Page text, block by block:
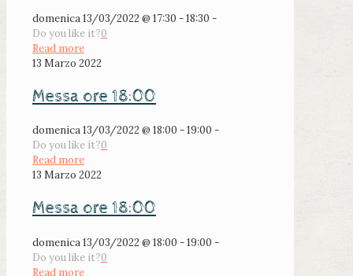
domenica 13/03/2022 @ 17:30 - 18:30 -
Do you like it?0
Read more
13 Marzo 2022
Messa ore 18:00
domenica 13/03/2022 @ 18:00 - 19:00 -
Do you like it?0
Read more
13 Marzo 2022
Messa ore 18:00
domenica 13/03/2022 @ 18:00 - 19:00 -
Do you like it?0
Read more